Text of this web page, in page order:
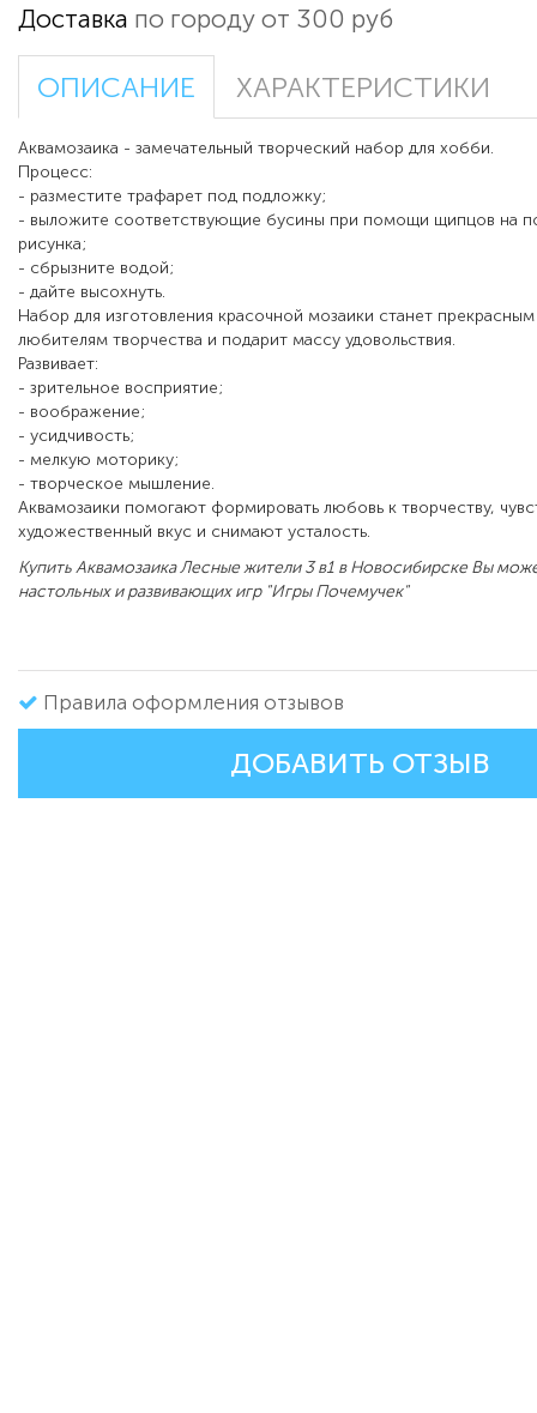
Доставка по городу от 300 руб
ОПИСАНИЕ ХАРАКТЕРИСТИКИ
Аквамозаика - замечательный творческий набор для хобби.
Процесс:
- разместите трафарет под подложку;
- выложите соответствующие бусины при помощи щипцов на
рисунка;
- сбрызните водой;
- дайте высохнуть.
Набор для изготовления красочной мозаики станет
любителям творчества и подарит массу удовольствия.
Развивает:
- зрительное восприятие;
- воображение;
- усидчивость;
- мелкую моторику;
- творческое мышление.
Аквамозаики помогают формировать любовь к творчеству,
художественный вкус и снимают усталость.
Купить Аквамозаика Лесные жители 3 в1 в Новосибирске Вы
настольных и развивающих игр "Игры Почемучек"
Правила оформления отзывов
ДОБАВИТЬ ОТЗЫВ